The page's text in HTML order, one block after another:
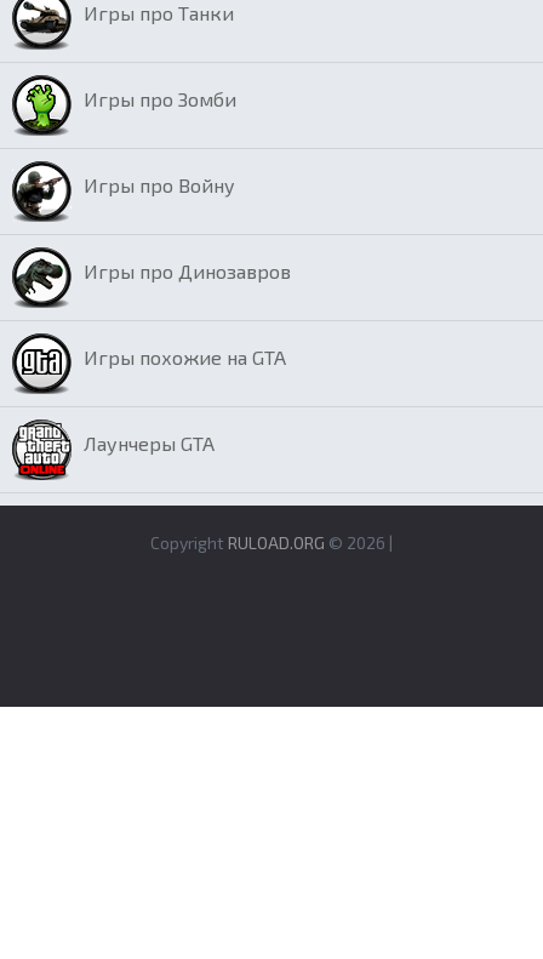
Игры про Танки
Игры про Зомби
Игры про Войну
Игры про Динозавров
Игры похожие на GTA
Лаунчеры GTA
Copyright RULOAD.ORG © 2026 |